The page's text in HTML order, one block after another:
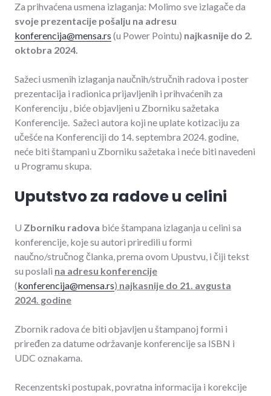
Za prihvaćena usmena izlaganja: Molimo sve izlagače da
svoje prezentacije pošalju na adresu
konferencija@mensa.rs (u Power Pointu) najkasnije do 2.
oktobra 2024.
Sažeci usmenih izlaganja naučnih/stručnih radova i poster
prezentacija i radionica prijavljenih i prihvaćenih za
Konferenciju , biće objavljeni u Zborniku sažetaka
Konferencije. Sažeci autora koji ne uplate kotizaciju za
učešće na Konferenciji do 14. septembra 2024. godine,
neće biti štampani u Zborniku sažetaka i neće biti navedeni
u Programu skupa.
Uputstvo za radove u celini
U Zborniku radova biće štampana izlaganja u celini sa
konferencije, koje su autori priredili u formi
naučno/stručnog članka, prema ovom Upustvu, i čiji tekst
su poslali na adresu konferencije
(konferencija@mensa.rs) najkasnije do 21. avgusta
2024. godine
Zbornik radova će biti objavljen u štampanoj formi i
priređen za datume održavanje konferencije sa ISBN i
UDC oznakama.
Recenzentski postupak, povratna informacija i korekcije